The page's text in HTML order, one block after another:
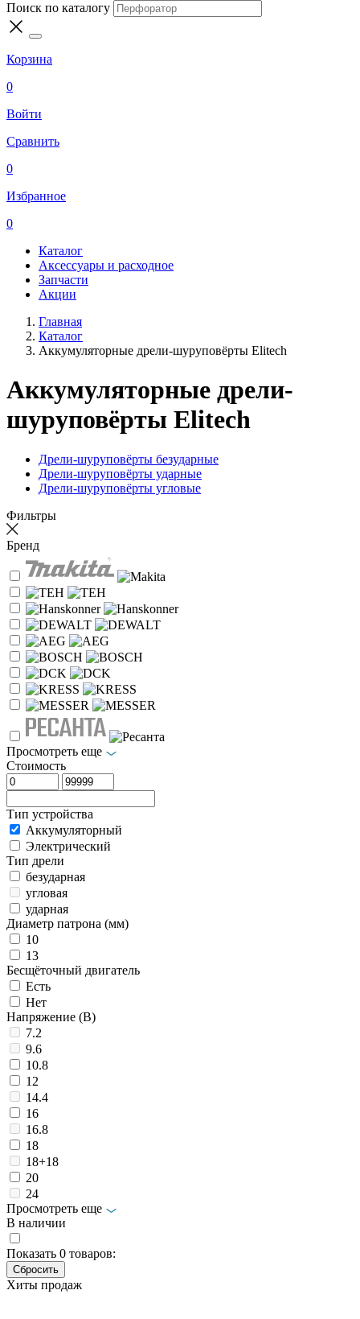
Поиск по каталогу
Корзина
0
Войти
Сравнить
0
Избранное
0
Каталог
Аксессуары и расходное
Запчасти
Акции
Главная
Каталог
Аккумуляторные дрели-шуруповёрты Elitech
Аккумуляторные дрели-
шуруповёрты Elitech
Дрели-шуруповёрты безударные
Дрели-шуруповёрты ударные
Дрели-шуруповёрты угловые
Фильтры
Бренд
Просмотреть еще
Стоимость
Тип устройства
Аккумуляторный
Электрический
Тип дрели
безударная
угловая
ударная
Диаметр патрона (мм)
10
13
Бесщёточный двигатель
Есть
Нет
Напряжение (В)
7.2
9.6
10.8
12
14.4
16
16.8
18
18+18
20
24
Просмотреть еще
В наличии
Показать 0 товаров:
Хиты продаж